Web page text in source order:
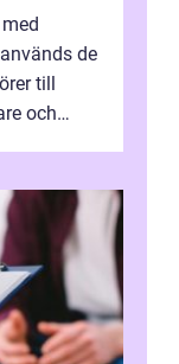
de
till
och